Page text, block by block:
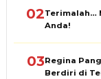
02Terimalah…
Anda!
03Regina
Berdiri di